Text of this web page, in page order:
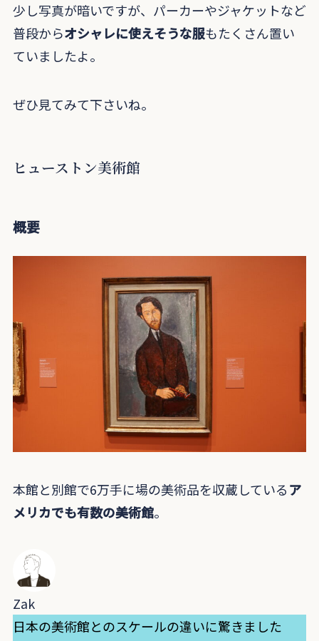
少し写真が暗いですが、パーカーやジャケットなど
普段からオシャレに使えそうな服もたくさん置い
ていましたよ。
ぜひ見てみて下さいね。
ヒューストン美術館
概要
本館と別館で6万手に場の美術品を収蔵しているア
メリカでも有数の美術館。
Zak
日本の美術館とのスケールの違いに驚きました